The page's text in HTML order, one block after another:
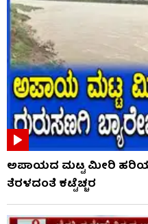
ಅಪಾಯದ ಮಟ್ಟ ಮೀರಿ
ತೆರಳದಂತೆ ಕಟ್ಟೆಚ್ಚರ